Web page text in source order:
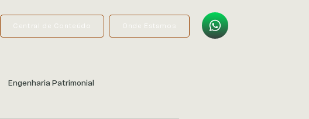
Central de Conteúdo Onde Estamos
Engenharia Patrimonial